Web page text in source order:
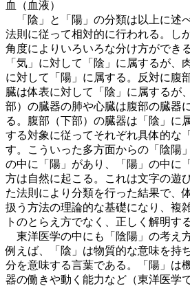
血（血液）
「陰」と「陽」の分類は以上に述
法則に従って相対的に行われる。し
角度によりいろいろな分け方ができ
「気」に対して「陰」に属するが、
に対して「陽」に属する。反対に腹
臓は体表に対して「陰」に属するが
部）の臓器の肺や心臓は腹部の臓器
る。腹部（下部）の臓器は「陰」に
する対象に従ってそれぞれ具体的な
す。こういった多方面からの「陰陽
の中に「陽」があり、「陽」の中に
方は自然に起こる。これは文字の遊
た法則により分類を行った結果で、
扱う方法の理論的な基礎になり、複
トのとらえ方でなく、正しく解明す
東洋医学の中にも「陰陽」の考え
例えば、「陰」は物質的な意味を持
分を意味する言葉である。「陽」は
器の働きや動く能力など（東洋医学